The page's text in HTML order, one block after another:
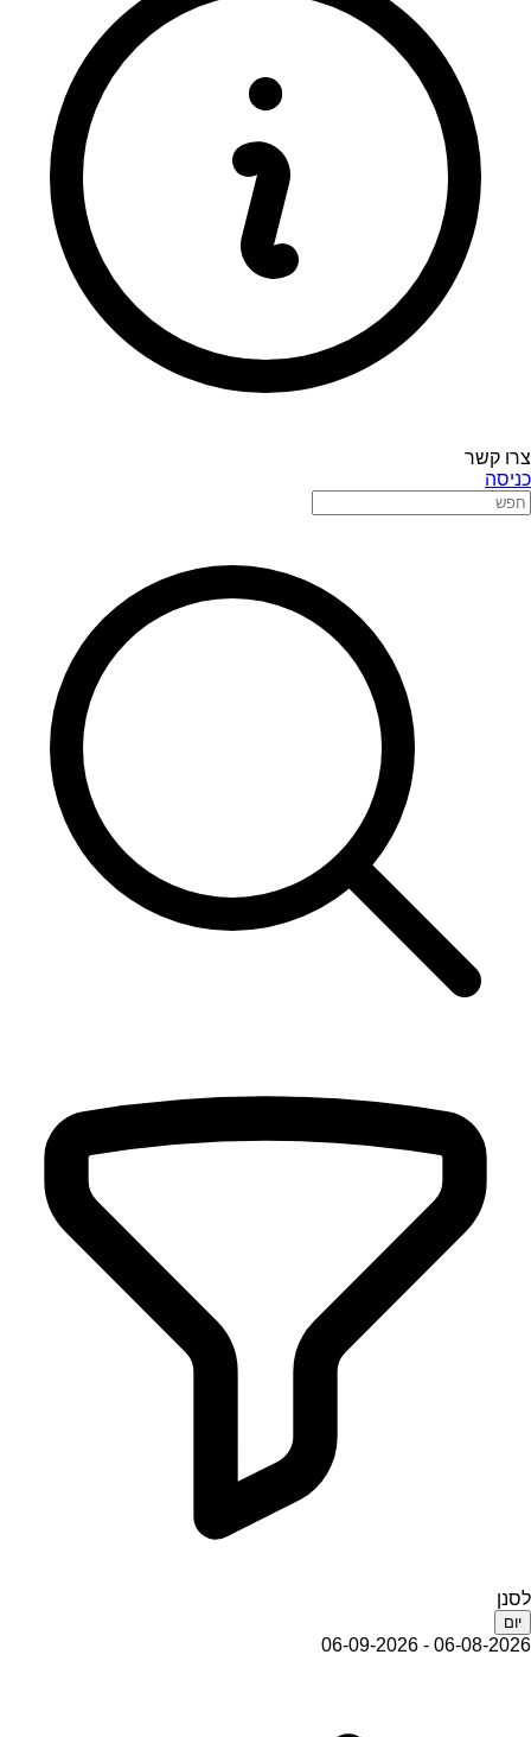
צרו קשר
כניסה
לסנן
יום
06-08-2026 - 06-09-2026